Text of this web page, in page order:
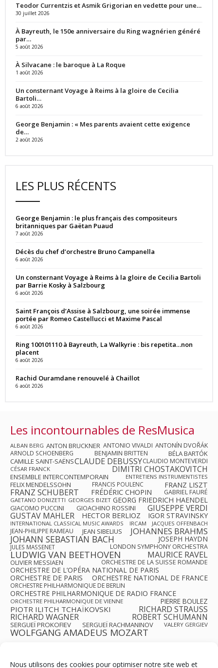
Nous utilisons des cookies pour optimiser notre site web et
Teodor Currentzis et Asmik Grigorian en vedette pour une…
30 juillet 2026
À Bayreuth, le 150e anniversaire du Ring wagnérien généré
par…
5 août 2026
À Silvacane : le baroque à La Roque
1 août 2026
Un consternant Voyage à Reims à la gloire de Cecilia
Bartoli…
6 août 2026
George Benjamin : « Mes parents avaient cette exigence
de…
2 août 2026
LES PLUS RÉCENTS
George Benjamin : le plus français des compositeurs
britanniques par Gaëtan Puaud
7 août 2026
Décès du chef d’orchestre Bruno Campanella
6 août 2026
Un consternant Voyage à Reims à la gloire de Cecilia Bartoli
par Barrie Kosky à Salzbourg
6 août 2026
Saint François d’Assise à Salzbourg, une soirée immense
portée par Romeo Castellucci et Maxime Pascal
6 août 2026
Ring 100101110 à Bayreuth, La Walkyrie : bis repetita…non
placent
6 août 2026
Rachid Ouramdane renouvelé à Chaillot
6 août 2026
Les incontournables de ResMusica
ALBAN BERG ANTON BRUCKNER ANTONIO VIVALDI ANTONÍN DVOŘÁK
ARNOLD SCHOENBERG
BENJAMIN BRITTEN
BÉLA BARTÓK
CAMILLE SAINT-SAËNSCLAUDE DEBUSSYCLAUDIO MONTEVERDI
CÉSAR FRANCK DIMITRI CHOSTAKOVITCH
ENSEMBLE INTERCONTEMPORAIN ENTRETIENS INSTRUMENTISTES
FELIX MENDELSSOHN FRANCIS POULENC FRANZ LISZT
FRANZ SCHUBERT FRÉDÉRIC CHOPIN GABRIEL FAURÉ
GAETANO DONIZETTI GEORGES BIZET GEORG FRIEDRICH HAENDEL
GIACOMO PUCCINI GIOACHINO ROSSINI GIUSEPPE VERDI
GUSTAV MAHLER HECTOR BERLIOZ IGOR STRAVINSKY
INTERNATIONAL CLASSICAL MUSIC AWARDS IRCAM JACQUES OFFENBACH
JEAN-PHILIPPE RAMEAU JEAN SIBELIUS JOHANNES BRAHMS
JOHANN SEBASTIAN BACH JOSEPH HAYDN
JULES MASSENET LONDON SYMPHONY ORCHESTRA
LUDWIG VAN BEETHOVEN MAURICE RAVEL
OLIVIER MESSIAEN ORCHESTRE DE LA SUISSE ROMANDE
ORCHESTRE DE L’OPÉRA NATIONAL DE PARIS
ORCHESTRE DE PARIS
ORCHESTRE NATIONAL DE FRANCE
ORCHESTRE PHILHARMONIQUE DE BERLIN
ORCHESTRE PHILHARMONIQUE DE RADIO FRANCE
ORCHESTRE PHILHARMONIQUE DE VIENNE PIERRE BOULEZ
PIOTR ILITCH TCHAÏKOVSKI RICHARD STRAUSS
RICHARD WAGNER ROBERT SCHUMANN
SERGUEÏ PROKOFIEV SERGUEÏ RACHMANINOV VALERY GERGIEV
WOLFGANG AMADEUS MOZART